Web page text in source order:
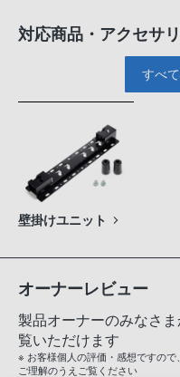
対応商品・アクセサ
すべ
壁掛けユニット
オーナーレビュー
製品オーナーのみなさ
覧いただけます
※ お客様個人の評価・感想ですの
ご理解のうえご覧ください